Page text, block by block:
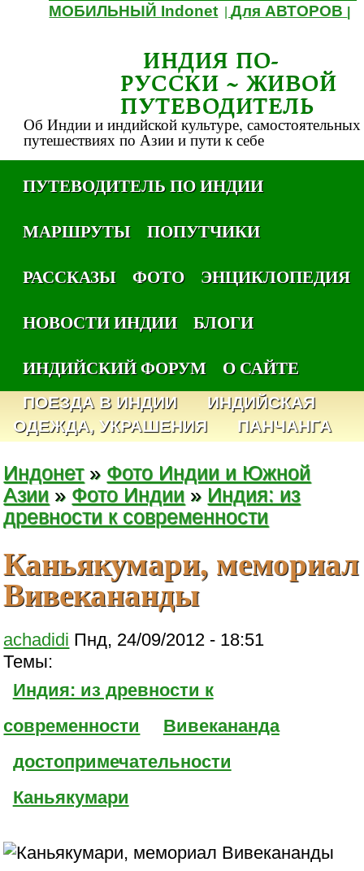
МОБИЛЬНЫЙ Indonet |Для АВТОРОВ
ИНДИЯ ПО-
РУССКИ ~ ЖИВОЙ
ПУТЕВОДИТЕЛЬ
Об Индии и индийской культуре, самостоятельных
путешествиях по Азии и пути к себе
ПУТЕВОДИТЕЛЬ ПО ИНДИИ
МАРШРУТЫ
ПОПУТЧИКИ
РАССКАЗЫ
ФОТО
ЭНЦИКЛОПЕДИЯ
НОВОСТИ ИНДИИ
БЛОГИ
ИНДИЙСКИЙ ФОРУМ
О САЙТЕ
ПОЕЗДА В ИНДИИ
ИНДИЙСКАЯ
ОДЕЖДА, УКРАШЕНИЯ
ПАНЧАНГА
Индонет» Фото Индии и Южной
Азии » Фото Индии » Индия: из
древности к современности
Каньякумари, мемориал
Вивекананды
achadidi Пнд, 24/09/2012 - 18:51
Темы:
Индия: из древности к
современности
Вивекананда
достопримечательности
Каньякумари